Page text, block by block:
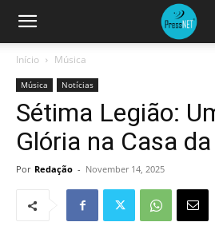
Início Música
Música Notícias
Sétima Legião:
Glória na Casa
Por Redação - November 14, 2025